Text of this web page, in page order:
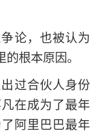
论，也被认为
根本原因。
过合伙人身份
在成为了最年
阿里巴巴最年